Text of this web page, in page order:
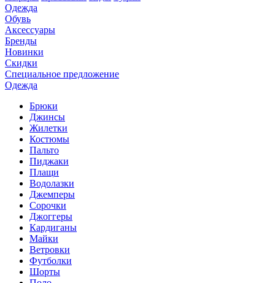
Одежда
Обувь
Аксессуары
Бренды
Новинки
Скидки
Специальное предложение
Одежда
Брюки
Джинсы
Жилетки
Костюмы
Пальто
Пиджаки
Плащи
Водолазки
Джемперы
Сорочки
Джоггеры
Кардиганы
Майки
Ветровки
Футболки
Шорты